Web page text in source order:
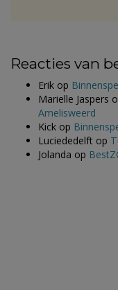
Reacties van
Erik op
Marielle Jaspers
Amelisweerd
Kick op
Luciededelft op
Jolanda op